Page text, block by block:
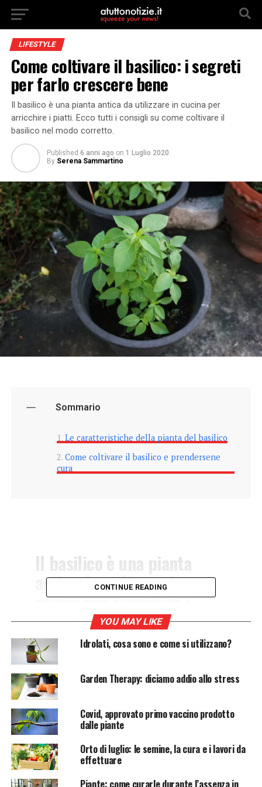
LIFESTYLE
Come coltivare il basilico: i segreti
per farlo crescere bene
Il basilico è una pianta antica da utilizzare in cucina per
arricchire i piatti. Ecco tutti i consigli su come coltivare il
basilico nel modo corretto.
Published 6 anni ago on 1 Luglio 2020
By Serena Sammartino
Sommario
Le caratteristiche della pianta del basilico
Come coltivare il basilico e prendersene
cura
Il basilico è una pianta
antica da utilizzare in
cucina per arricchire i
piatti. Ecco tutti i segreti
su come coltivare il
basilico nel modo corretto.
Le caratteristiche della pianta del basilico
Il basilico è una pianta aromatica presente da tantissimi
secoli all’interno della zona mediterranea e in Asia. Una
pianta chedispone di straordinarie caratteristiche
che le permettono di essere sfruttata non solo in
ambito culinario ma anche per altre esigenze. Si
CONTINUE READING
YOU MAY LIKE
Idrolati, cosa sono e come si utilizzano?
Garden Therapy: diciamo addio allo stress
Covid, approvato primo vaccino prodotto
dalle piante
Orto di luglio: le semine, la cura e i lavori da
effettuare
Piante: come curarle durante l’assenza in